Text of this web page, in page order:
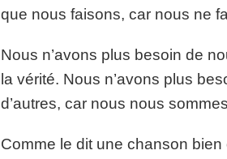
que nous faisons, car nous ne
Nous n’avons plus besoin de
la vérité. Nous n’avons plus
d’autres, car nous nous
Comme le dit une chanson bien